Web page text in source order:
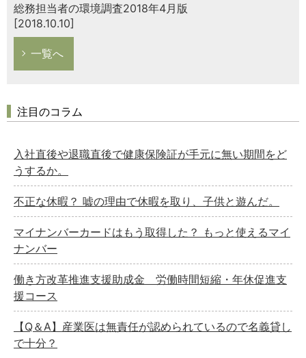
総務担当者の環境調査2018年4月版
[2018.10.10]
一覧へ
注目のコラム
入社直後や退職直後で健康保険証が手元に無い期間をど
うするか。
不正な休暇？ 嘘の理由で休暇を取り、子供と遊んだ。
マイナンバーカードはもう取得した？ もっと使えるマイ
ナンバー
働き方改革推進支援助成金 労働時間短縮・年休促進支
援コース
【Q＆A】産業医は無責任が認められているので名義貸し
で十分？